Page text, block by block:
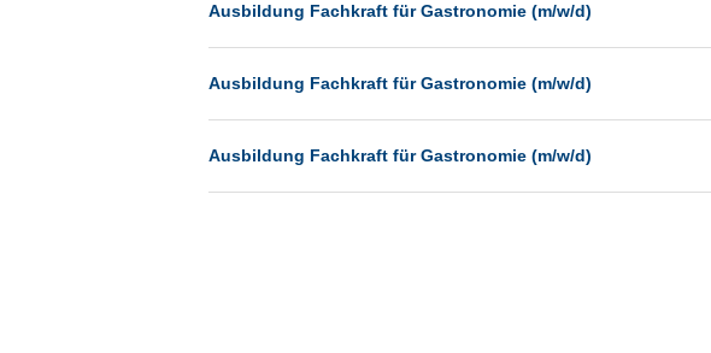
Ausbildung Fachkraft für Gastronomie (m/w/d)
Ausbildung Fachkraft für Gastronomie (m/w/d)
Ausbildung Fachkraft für Gastronomie (m/w/d)